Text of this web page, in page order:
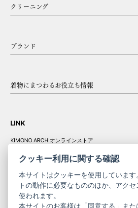
クリーニング
ブランド
着物にまつわるお役立ち情報
LINK
KIMONO ARCH オンラインストア
き
クッキー利用に関する確認
本サイトはクッキーを使用していま
トの動作に必要なもののほか、アク
使われます。
本サイトのお客様は「同意する」ま